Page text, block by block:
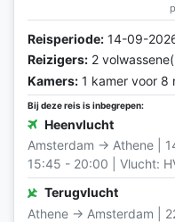
Reisperiode: 14-09-
Reizigers: 2
Kamers: 1 kamer voor 8
Bij deze reis is inbegrepen:
Heenvlucht
Amsterdam → Athene |
15:45 - 20:00 | Vlucht:
Terugvlucht
Athene → Amsterdam |